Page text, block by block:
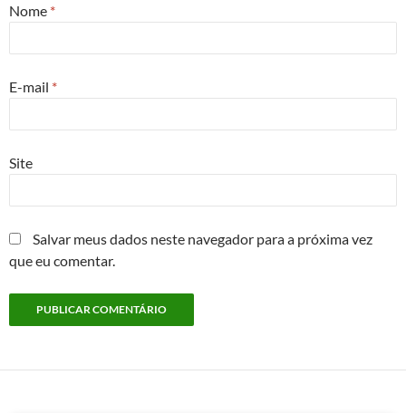
Nome *
E-mail *
Site
Salvar meus dados neste navegador para a próxima vez
que eu comentar.